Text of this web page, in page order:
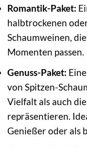
Romantik-Paket:
halbtrockenen
Schaumweinen,
Momenten passen.
Genuss-Paket:
von Spitzen-
Vielfalt als auch
repräsentieren.
Genießer oder als